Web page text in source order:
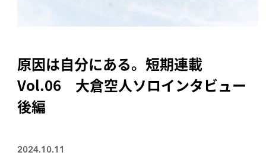
原因は自分にある。短期連載
Vol.06 大倉空人ソロインタビュー
後編
2024.10.11